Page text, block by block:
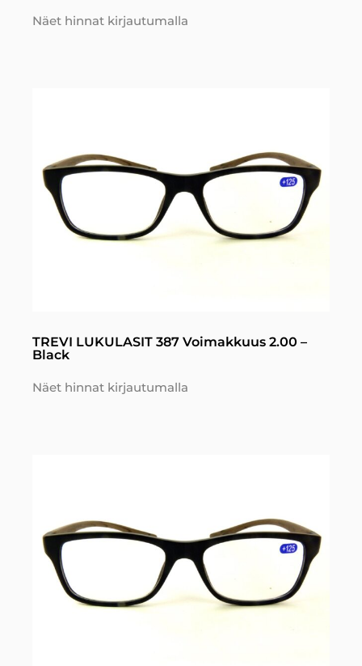
Näet hinnat kirjautumalla
TREVI LUKULASIT 387 Voimakkuus 2.00 –
Black
Näet hinnat kirjautumalla